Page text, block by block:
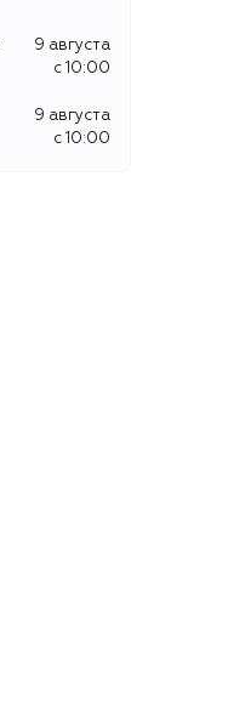
9 августа
c 10:00
9 августа
c 10:00